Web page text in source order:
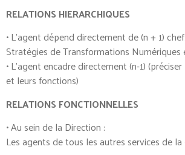
RELATIONS HIERARCHIQUES
• L’agent dépend directement de (n + 1)
Stratégies de Transformations Numériques
• L’agent encadre directement (n-1)
et leurs fonctions)
RELATIONS FONCTIONNELLES
• Au sein de la Direction :
Les agents de tous les autres services de